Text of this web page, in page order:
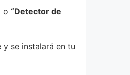
o “Detector de
se instalará en tu